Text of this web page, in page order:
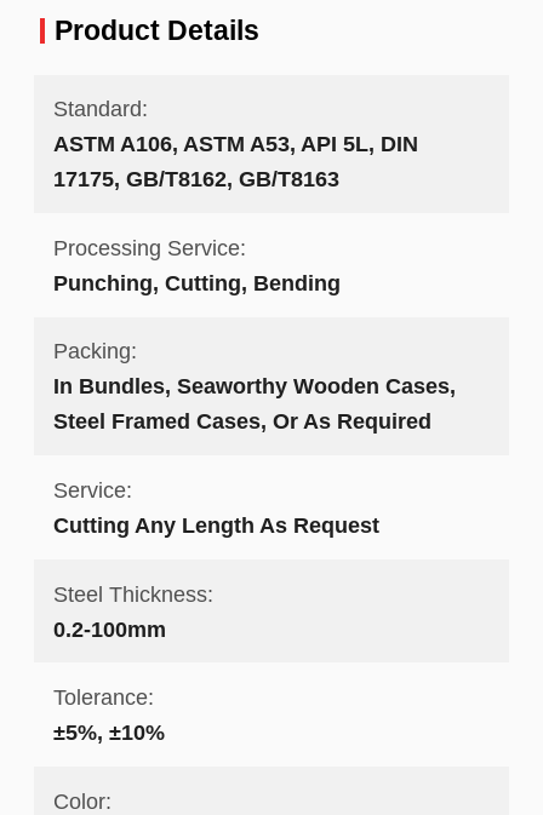
Product Details
Standard:
ASTM A106, ASTM A53, API 5L, DIN
17175, GB/T8162, GB/T8163
Processing Service:
Punching, Cutting, Bending
Packing:
In Bundles, Seaworthy Wooden Cases,
Steel Framed Cases, Or As Required
Service:
Cutting Any Length As Request
Steel Thickness:
0.2-100mm
Tolerance:
±5%, ±10%
Color: